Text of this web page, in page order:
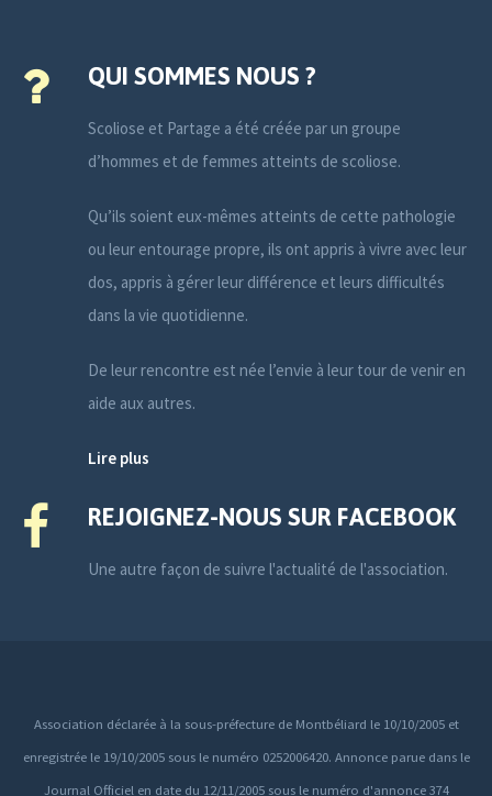
QUI SOMMES NOUS ?
Scoliose et Partage a été créée par un groupe
d’hommes et de femmes atteints de scoliose.
Qu’ils soient eux-mêmes atteints de cette pathologie
ou leur entourage propre, ils ont appris à vivre avec leur
dos, appris à gérer leur différence et leurs difficultés
dans la vie quotidienne.
De leur rencontre est née l’envie à leur tour de venir en
aide aux autres.
Lire plus
REJOIGNEZ-NOUS SUR FACEBOOK
Une autre façon de suivre l'actualité de l'association.
Association déclarée à la sous-préfecture de Montbéliard le 10/10/2005 et
enregistrée le 19/10/2005 sous le numéro 0252006420. Annonce parue dans le
Journal Officiel en date du 12/11/2005 sous le numéro d'annonce 374